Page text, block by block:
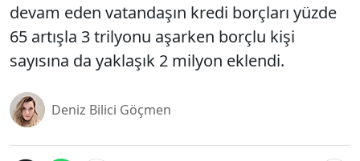
devam eden vatandaşın kredi borçları yüzde
65 artışla 3 trilyonu aşarken borçlu kişi
sayısına da yaklaşık 2 milyon eklendi.
Deniz Bilici Göçmen